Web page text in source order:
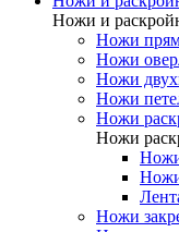
Ножи и
Ножи
Ножи
Ножи
Ножи
Ножи
Ножи
Ножи